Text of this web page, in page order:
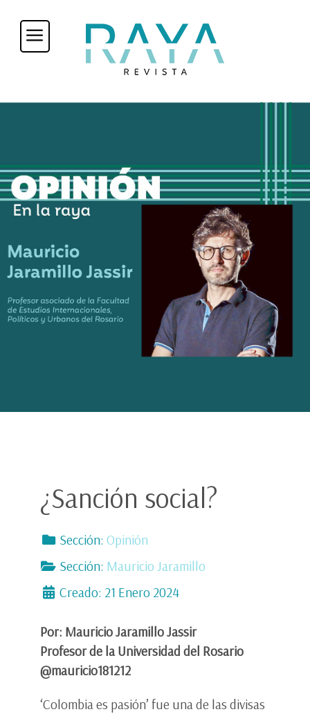
¿Sanción social?
Sección: Opinión
Sección: Mauricio Jaramillo
Creado: 21 Enero 2024
Por: Mauricio Jaramillo Jassir
Profesor de la Universidad del Rosario
@mauricio181212
‘Colombia es pasión’ fue una de las divisas